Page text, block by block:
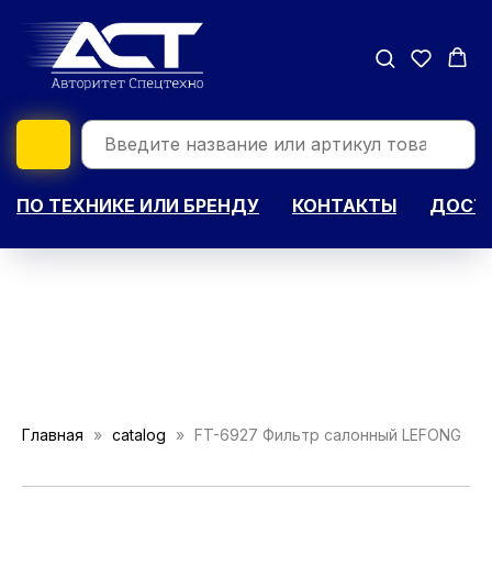
ПО ТЕХНИКЕ ИЛИ БРЕНДУ КОНТАКТЫ
Главная catalog FT-6927 Фильтр салонный LEFONG